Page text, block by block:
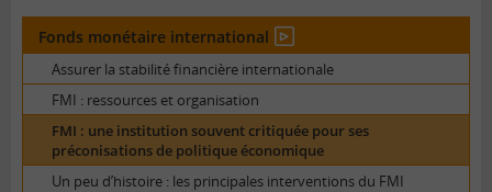
tous
Fonds monétaire international En
vidéo
Assurer la stabilité financière internationale
FMI : ressources et organisation
FMI : une institution souvent critiquée pour ses
préconisations de politique économique
Un peu d’histoire : les principales interventions du FMI